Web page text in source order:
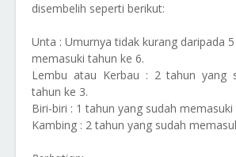
disembelih seperti berikut:
Unta : Umurnya tidak kurang daripada
memasuki tahun ke 6.
Lembu atau Kerbau : 2 tahun yang
tahun ke 3.
Biri-biri : 1 tahun yang sudah memasuki
Kambing : 2 tahun yang sudah